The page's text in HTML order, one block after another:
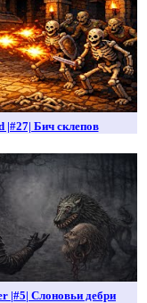
|#27| Бич склепов
|#5| Слоновьи дебри